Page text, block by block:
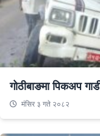
गोठीबाङमा पिकअप
मंसिर ३ गते २०८२